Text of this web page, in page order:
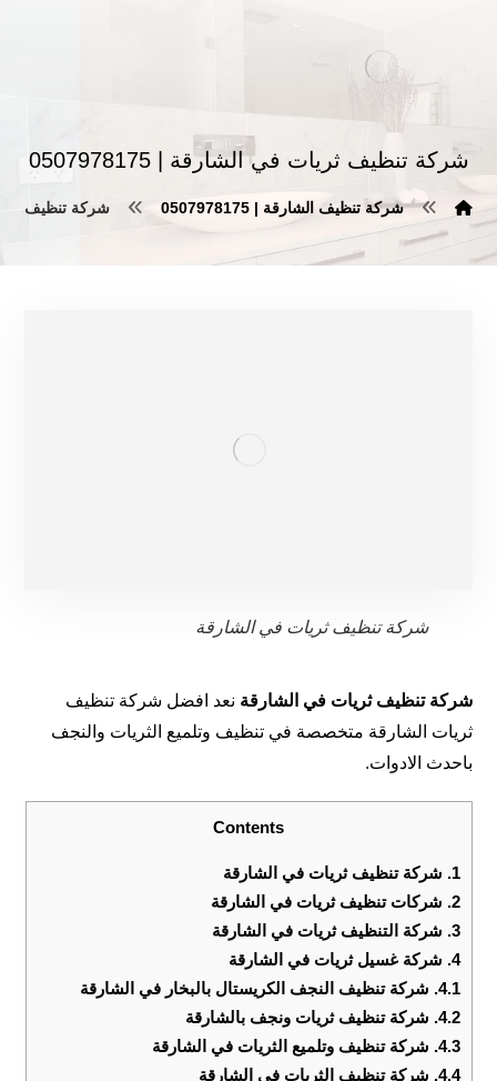
شركة تنظيف ثريات في الشارقة | 0507978175
شركة تنظيف الشارقة | 0507978175 شركة تنظيف ثريات
شركة تنظيف ثريات في الشارقة
شركة تنظيف ثريات في الشارقة نعد افضل شركة تنظيف
ثريات الشارقة متخصصة في تنظيف وتلميع الثريات والنجف
باحدث الادوات.
Contents
1. شركة تنظيف ثريات في الشارقة
2. شركات تنظيف ثريات في الشارقة
3. شركة التنظيف ثريات في الشارقة
4. شركة غسيل ثريات في الشارقة
4.1. شركة تنظيف النجف الكريستال بالبخار في الشارقة
4.2. شركة تنظيف ثريات ونجف بالشارقة
4.3. شركة تنظيف وتلميع الثريات في الشارقة
4.4. شركة تنظيف الثريات في الشارقة